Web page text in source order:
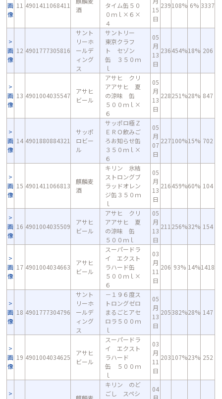
画
像
11 4901411068411
酒
タイム缶５０
０ｍｌ×６×
４
15
日
239108% 6% 3337
画
像
12 4901777305816
サント
リーホ
ールデ
ィング
ス
サントリー
東京クラフ
ト セゾン
缶 ３５０ｍ
ｌ
05
月
13
日
236454%18% 206
画
像
13 4901004035547
アサヒ
ビール
アサヒ クリ
アアサヒ 夏
の涼味 缶
５００ｍｌ×
６
05
月
13
日
228251%28% 847
画
像
14 4901880884321
サッポ
ロビー
ル
サッポロ極Ｚ
ＥＲＯ飲みご
ろお知らせ缶
３５０ｍｌ×
６
05
月
07
日
227100%15% 702
画
像
15 4901411066813
麒麟麦
酒
キリン 氷結
ストロングブ
ラッドオレン
ジ缶３５０ｍ
ｌ
05
月
13
日
216459%60% 104
画
像
16 4901004035509
アサヒ
ビール
アサヒ クリ
アアサヒ 夏
の涼味 缶
５００ｍｌ
05
月
13
日
211 256%32% 154
画
像
17 4901004034663
アサヒ
ビール
スーパードラ
イ エクスト
ラハード缶
５００ｍｌ×
６
03
月
11
日
206 93% 14%1418
画
像
18 4901777304796
サント
リーホ
ールデ
ィング
ス
－１９６度ス
トロングゼロ
まるごとアセ
ロラ５００ｍ
ｌ
05
月
13
日
205382%28% 147
画
像
19 4901004034625
アサヒ
ビール
スーパードラ
イ エクスト
ラハード
缶 ５００ｍ
ｌ
03
月
11
日
203107%23% 252
キリン のど
ごし スペシ
04